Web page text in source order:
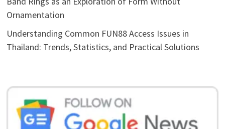
Ornamentation
Understanding Common FUN88 Access Issues in
Thailand: Trends, Statistics, and Practical Solutions